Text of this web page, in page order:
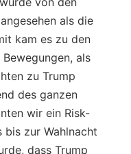
als die
kam es zu den
als
zu Trump
des ganzen
wir ein Risk-
zur Wahlnacht
dass Trump